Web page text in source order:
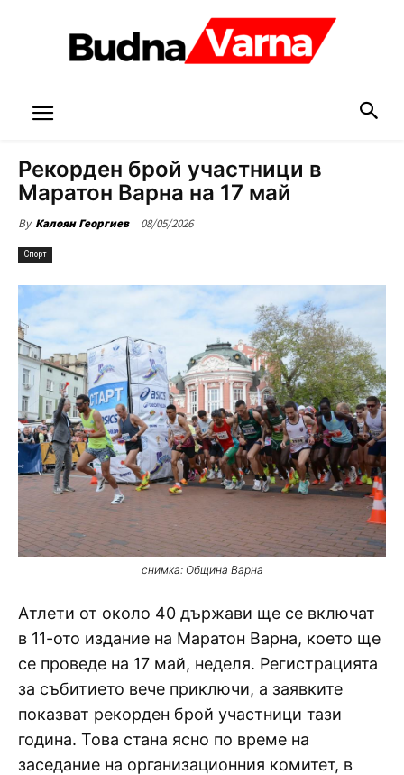
Рекорден брой участници в
Маратон Варна на 17 май
By Калоян Георгиев 08/05/2026
Спорт
снимка: Община Варна
Атлети от около 40 държави ще се включат
в 11-ото издание на Маратон Варна, което ще
се проведе на 17 май, неделя. Регистрацията
за събитието вече приключи, а заявките
показват рекорден брой участници тази
година. Това стана ясно по време на
заседание на организационния комитет, в